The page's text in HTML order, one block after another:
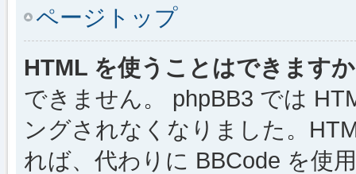
ページトップ
HTML を使うことはできます
できません。 phpBB3 では
ングされなくなりました。
れば、代わりに BBCode を使